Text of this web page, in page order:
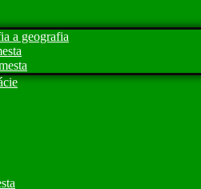
a geografia